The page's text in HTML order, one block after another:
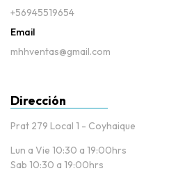
+56945519654
Email
mhhventas@gmail.com
Dirección
Prat 279 Local 1 - Coyhaique
Lun a Vie 10:30 a 19:00hrs
Sab 10:30 a 19:00hrs